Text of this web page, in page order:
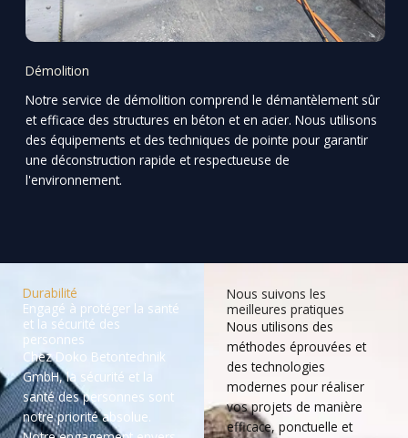
Démolition
Notre service de démolition comprend le démantèlement sûr
et efficace des structures en béton et en acier. Nous utilisons
des équipements et des techniques de pointe pour garantir
une déconstruction rapide et respectueuse de
l'environnement.
Durabilité
Engagé à protéger la santé
et la sécurité des
personnes
Chez Doko Betontechnik
GmbH, la sécurité et la
santé des personnes sont
notre priorité absolue.
Nous suivons les
meilleures pratiques
Nous utilisons des
méthodes éprouvées et
des technologies
modernes pour réaliser
vos projets de manière
efficace, ponctuelle et